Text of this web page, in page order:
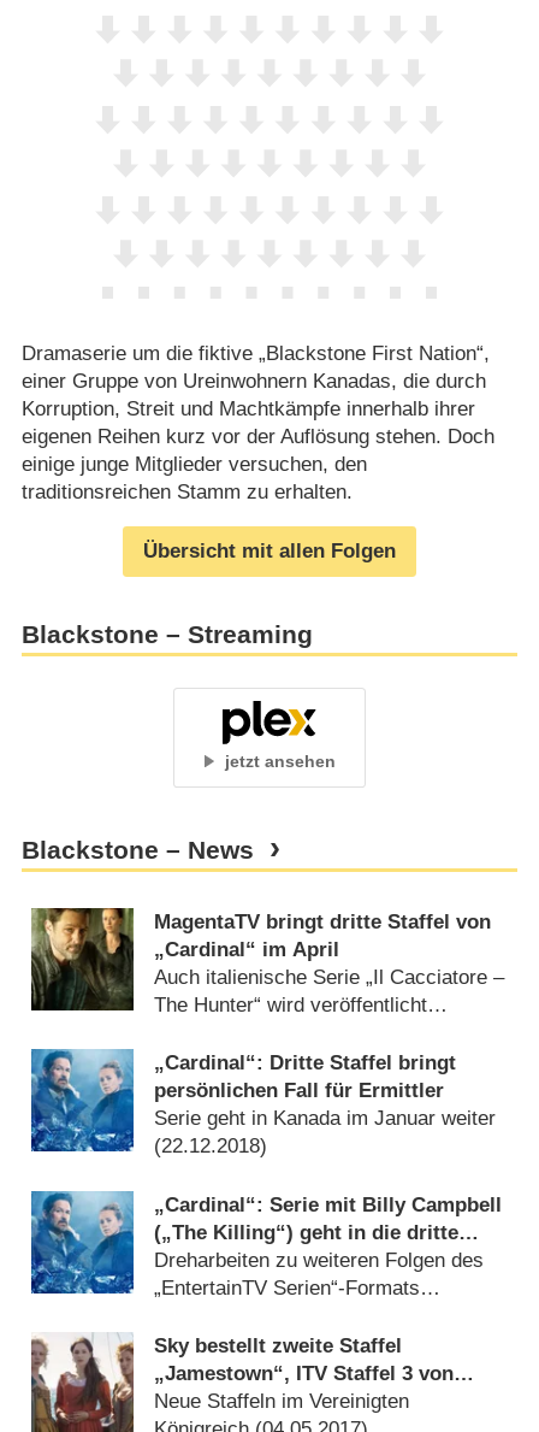
Dramaserie um die fiktive „Blackstone First Nation“,
einer Gruppe von Ureinwohnern Kanadas, die durch
Korruption, Streit und Machtkämpfe innerhalb ihrer
eigenen Reihen kurz vor der Auflösung stehen. Doch
einige junge Mitglieder versuchen, den
traditionsreichen Stamm zu erhalten.
Übersicht mit allen Folgen
Blackstone – Streaming
jetzt ansehen
Blackstone – News
MagentaTV bringt dritte Staffel von
„Cardinal“ im April
Auch italienische Serie „Il Cacciatore –
The Hunter“ wird veröffentlicht
„Cardinal“: Dritte Staffel bringt
persönlichen Fall für Ermittler
Serie geht in Kanada im Januar weiter
(22.12.2018)
„Cardinal“: Serie mit Billy Campbell
(„The Killing“) geht in die dritte
Staffel
Dreharbeiten zu weiteren Folgen des
„EntertainTV Serien“-Formats
Sky bestellt zweite Staffel
„Jamestown“, ITV Staffel 3 von
„Unforgotten“
Neue Staffeln im Vereinigten